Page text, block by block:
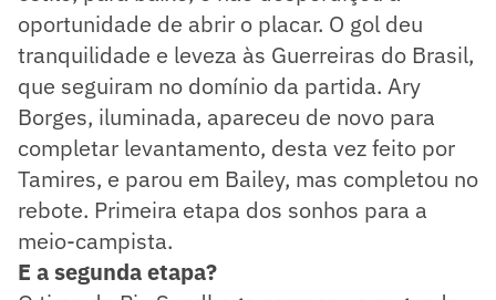
oportunidade de abrir o placar. O gol deu
tranquilidade e leveza às Guerreiras do Brasil,
que seguiram no domínio da partida. Ary
Borges, iluminada, apareceu de novo para
completar levantamento, desta vez feito por
Tamires, e parou em Bailey, mas completou no
rebote. Primeira etapa dos sonhos para a
meio-campista.
E a segunda etapa?